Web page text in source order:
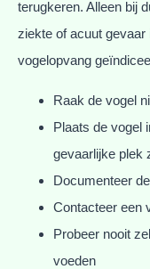
terugkeren. Alleen bij
ziekte of acuut
vogelopvang
Raak de vogel
Plaats de vogel
gevaarlijke plek
Documenteer
Contacteer een
Probeer nooit
voeden